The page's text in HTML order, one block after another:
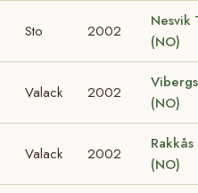
Sto 2002
Nesvik
(NO)
Valack 2002
(NO)
Valack 2002
(NO)